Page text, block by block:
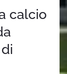
calcio